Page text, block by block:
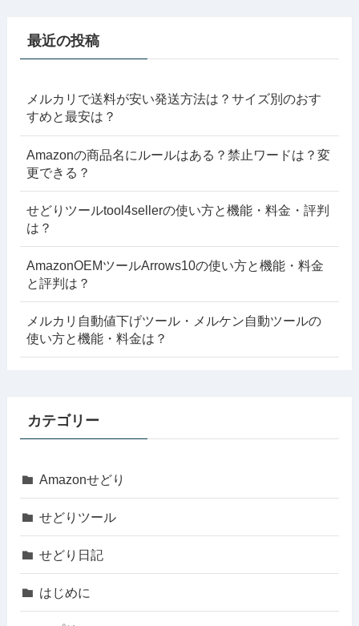
最近の投稿
メルカリで送料が安い発送方法は？サイズ別のおす
すめと最安は？
Amazonの商品名にルールはある？禁止ワードは？変
更できる？
せどりツールtool4sellerの使い方と機能・料金・評判
は？
AmazonOEMツールArrows10の使い方と機能・料金
と評判は？
メルカリ自動値下げツール・メルケン自動ツールの
使い方と機能・料金は？
カテゴリー
Amazonせどり
せどりツール
せどり日記
はじめに